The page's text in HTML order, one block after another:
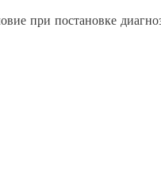
при постановке